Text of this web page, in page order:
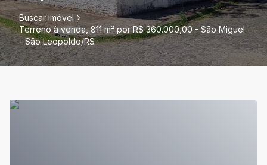
Buscar imóvel
Terreno à venda, 811 m² por R$ 360.000,00 - São Miguel
- São Leopoldo/RS